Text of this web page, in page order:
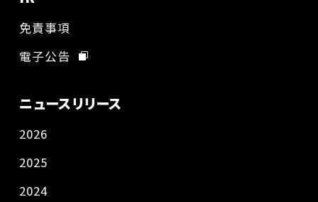
免責事項
電子公告
ニュースリリース
2026
2025
2024